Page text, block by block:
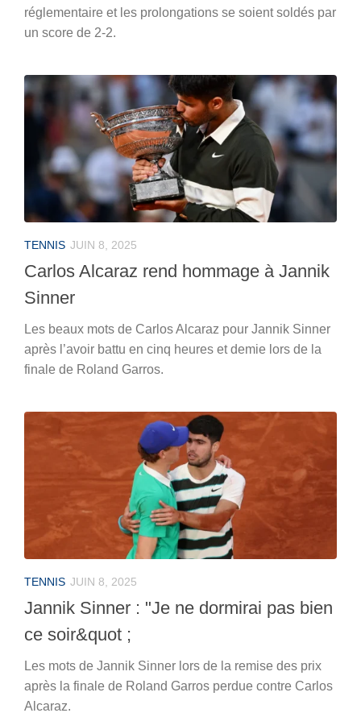
réglementaire et les prolongations se soient soldés par
un score de 2-2.
TENNIS JUIN 8, 2025
Carlos Alcaraz rend hommage à Jannik
Sinner
Les beaux mots de Carlos Alcaraz pour Jannik Sinner
après l’avoir battu en cinq heures et demie lors de la
finale de Roland Garros.
TENNIS JUIN 8, 2025
Jannik Sinner : "Je ne dormirai pas bien
ce soir&quot ;
Les mots de Jannik Sinner lors de la remise des prix
après la finale de Roland Garros perdue contre Carlos
Alcaraz.